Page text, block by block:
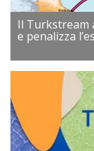
Il Turkstream
e penalizza